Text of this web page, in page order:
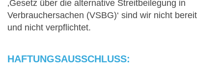
‚Gesetz über die alternative Streitbeilegung in
Verbrauchersachen (VSBG)‘ sind wir nicht bereit
und nicht verpflichtet.
HAFTUNGSAUSSCHLUSS: